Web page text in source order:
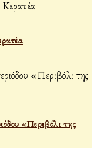
«Περιβόλι της